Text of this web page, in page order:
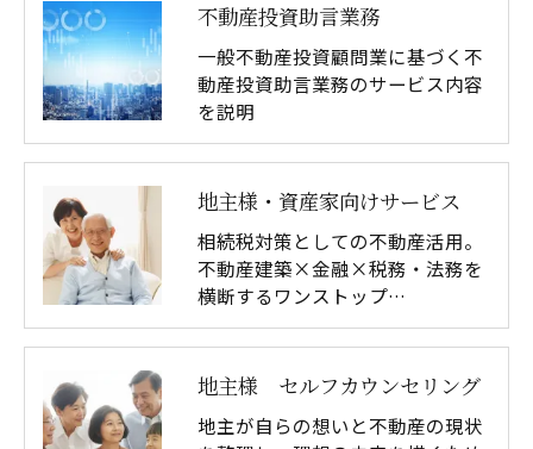
不動産投資助言業務
一般不動産投資顧問業に基づく不
動産投資助言業務のサービス内容
を説明
地主様・資産家向けサービス
相続税対策としての不動産活用。
不動産建築×金融×税務・法務を
横断するワンストップ…
地主様 セルフカウンセリング
地主が自らの想いと不動産の現状